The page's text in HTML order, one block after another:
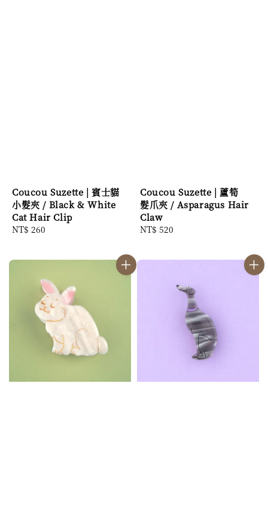
Coucou Suzette | 賓士貓
小髮夾 / Black & White
Cat Hair Clip
Regular
NT$ 260
Coucou Suzette | 蘆筍
髮爪夾 / Asparagus Hair
Claw
Regular
NT$ 520